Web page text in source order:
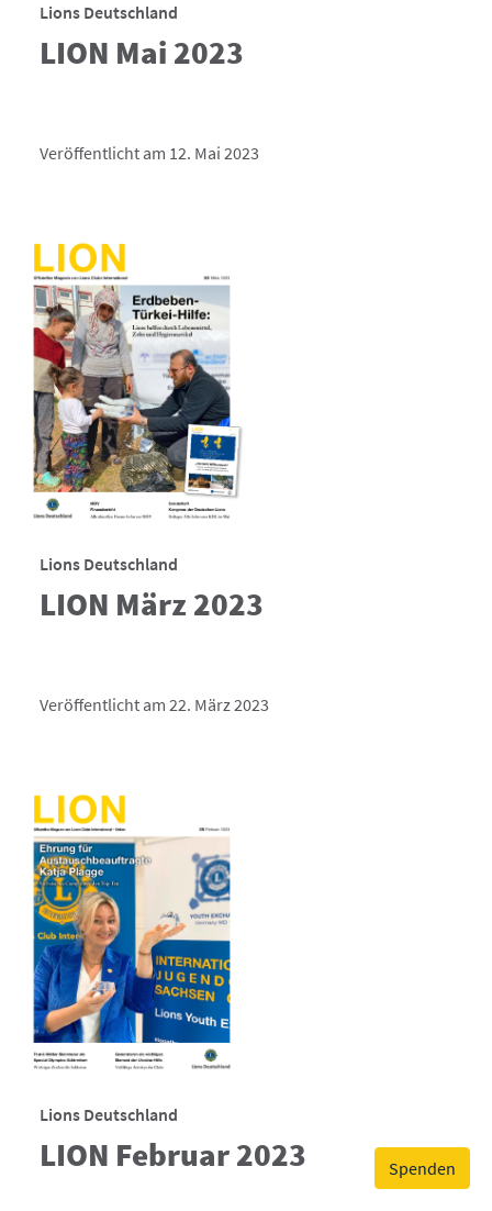
Spenden
Lions Deutschland
LION Mai 2023
Veröffentlicht am 12. Mai 2023
Lions Deutschland
LION März 2023
Veröffentlicht am 22. März 2023
Lions Deutschland
LION Februar 2023